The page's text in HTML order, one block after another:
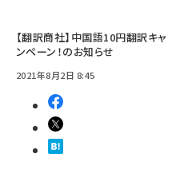
【翻訳商社】中国語10円翻訳キャ
ンペーン！のお知らせ
2021年8月2日 8:45